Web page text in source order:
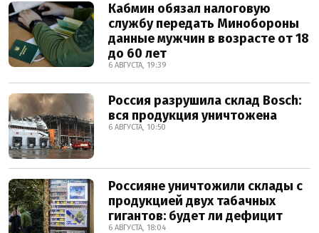
Кабмин обязал налоговую
службу передать Минобороны
данные мужчин в возрасте от 18
до 60 лет
6 АВГУСТА, 19:39
Россия разрушила склад Bosch:
вся продукция уничтожена
6 АВГУСТА, 10:50
Россияне уничтожили склады с
продукцией двух табачных
гигантов: будет ли дефицит
6 АВГУСТА, 18:04